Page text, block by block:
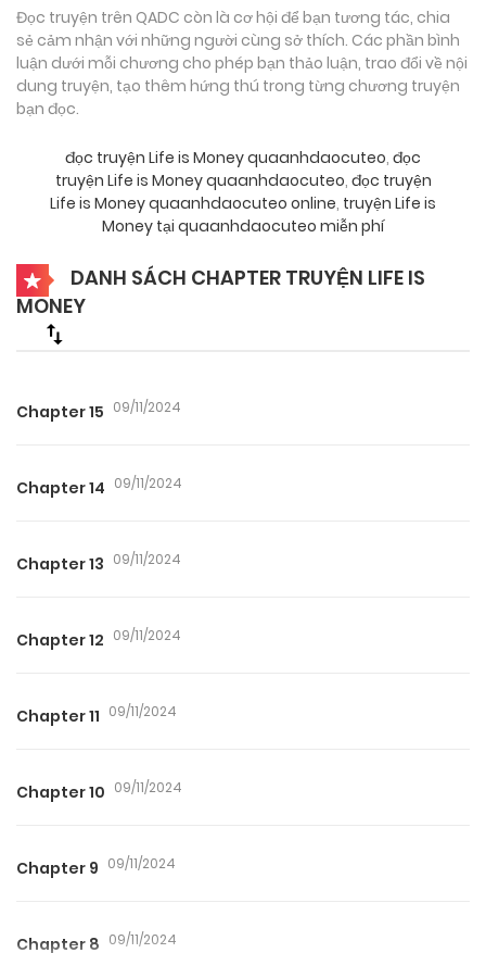
Đọc truyện trên QADC còn là cơ hội để bạn tương tác, chia
sẻ cảm nhận với những người cùng sở thích. Các phần bình
luận dưới mỗi chương cho phép bạn thảo luận, trao đổi về nội
dung truyện, tạo thêm hứng thú trong từng chương truyện
bạn đọc.
đọc truyện Life is Money quaanhdaocuteo, đọc
truyện Life is Money quaanhdaocuteo, đọc truyện
Life is Money quaanhdaocuteo online, truyện Life is
Money tại quaanhdaocuteo miễn phí
DANH SÁCH CHAPTER TRUYỆN LIFE IS
MONEY
Chapter 15 09/11/2024
Chapter 14 09/11/2024
Chapter 13 09/11/2024
Chapter 12 09/11/2024
Chapter 11 09/11/2024
Chapter 10 09/11/2024
Chapter 9 09/11/2024
Chapter 8 09/11/2024